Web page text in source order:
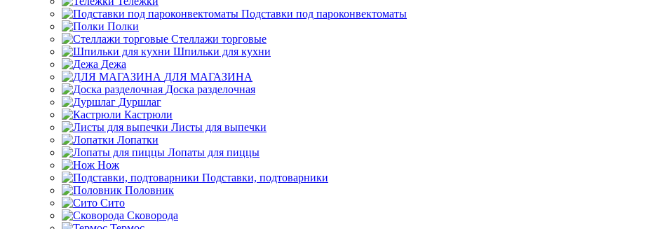
Подставки под пароконвектоматы
Полки
Стеллажи торговые
Шпильки для кухни
Дежа
ДЛЯ МАГАЗИНА
Доска разделочная
Дуршлаг
Кастрюли
Листы для выпечки
Лопатки
Лопаты для пиццы
Нож
Подставки, подтоварники
Половник
Сито
Сковорода